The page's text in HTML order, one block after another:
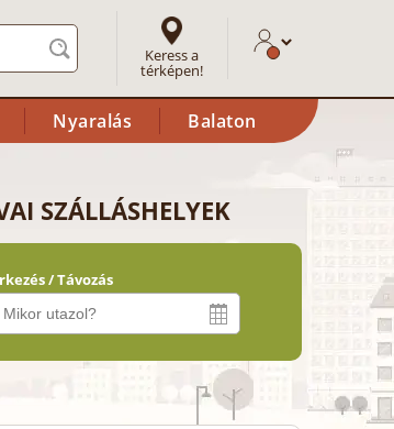
Keress a
térképen!
Nyaralás Balaton
SZÁLLÁSHELYEK
/ Távozás